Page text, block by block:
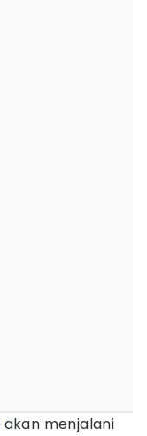
akan menjalani